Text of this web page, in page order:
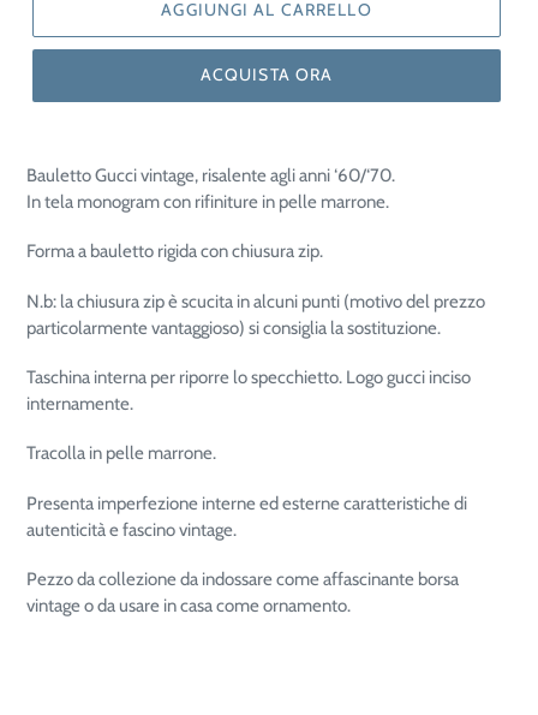
AGGIUNGI AL CARRELLO
ACQUISTA ORA
Bauletto Gucci vintage, risalente agli anni ‘60/‘70.
In tela monogram con rifiniture in pelle marrone.
Forma a bauletto rigida con chiusura zip.
N.b: la chiusura zip è scucita in alcuni punti (motivo del prezzo
particolarmente vantaggioso) si consiglia la sostituzione.
Taschina interna per riporre lo specchietto. Logo gucci inciso
internamente.
Tracolla in pelle marrone.
Presenta imperfezione interne ed esterne caratteristiche di
autenticità e fascino vintage.
Pezzo da collezione da indossare come affascinante borsa
vintage o da usare in casa come ornamento.